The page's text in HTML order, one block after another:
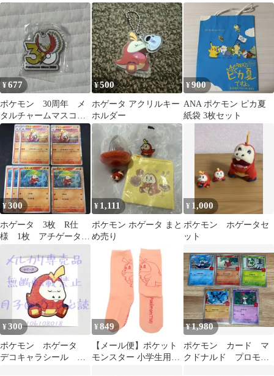
ン
ー S
¥677
ポケモン 30周年 メ
タルチャームマスコッ
ト ジョウト ホウオ
ウ カプセルトイ
¥500
ホゲータ アクリルキー
ホルダー
¥900
ANA ポケモン ピカ夏
紙袋 3枚セット
¥300
ホゲータ 3枚 R仕
様 1枚 アチゲータ
枚 svEL
¥ 1,111
ポケモン ホゲータ まと
め売り
¥ 1,000
ポケモン ホゲータセ
ット
¥300
ポケモン ホゲータ
デコキャラシール 第
¥ 849
【メール便】ポケット
モンスター 小学生用靴
¥1,980
ポケモン カード マ
クドナルド プロモ